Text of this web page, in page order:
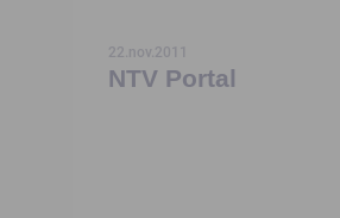
22.nov.2011
NTV Portal